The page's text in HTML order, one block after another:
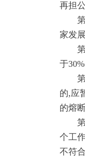
再担
第九
家发
第十
于
第十
的,应
的熔
第十
个工
不符